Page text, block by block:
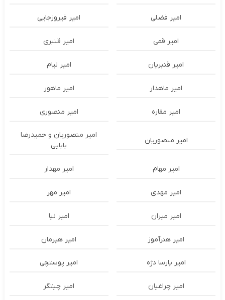
امیر فضلی امیر فیروزجایی
امیر قمی امیر قنبری
امیر قنبریان امیر لیام
امیر ماهدار امیر ماهور
امیر مقاره امیر منصوری
امیر منصوریان
امیر منصوریان و حمیدرضا
بابایی
امیر مهام امیر مهدار
امیر مهدی امیر مهر
امیر میران امیر نیا
امیر هنرآموز امیر هیرمان
امیر پارسا دژه امیر پوستچی
امیر چراغیان امیر چیتگر